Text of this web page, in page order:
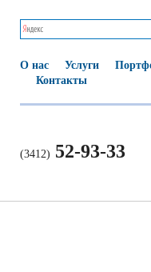
О нас Услуги
Контакты
(3412) 52-93-33